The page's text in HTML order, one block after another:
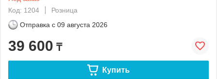
Код: 1204
Розница
Отправка с 09 августа 2026
39 600 ₸
Купить